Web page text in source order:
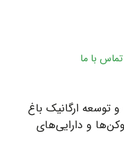
تماس با ما
توسعه ارگانیک باغ
و دارایی‌های